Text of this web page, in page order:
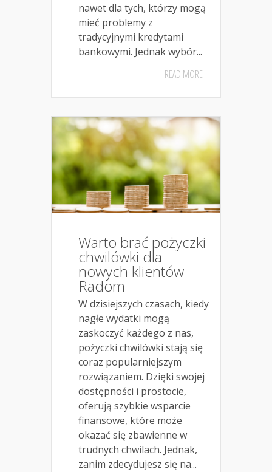
nawet dla tych, którzy mogą
mieć problemy z
tradycyjnymi kredytami
bankowymi. Jednak wybór...
READ MORE
Warto brać pożyczki
chwilówki dla
nowych klientów
Radom
W dzisiejszych czasach, kiedy
nagłe wydatki mogą
zaskoczyć każdego z nas,
pożyczki chwilówki stają się
coraz popularniejszym
rozwiązaniem. Dzięki swojej
dostępności i prostocie,
oferują szybkie wsparcie
finansowe, które może
okazać się zbawienne w
trudnych chwilach. Jednak,
zanim zdecydujesz się na...